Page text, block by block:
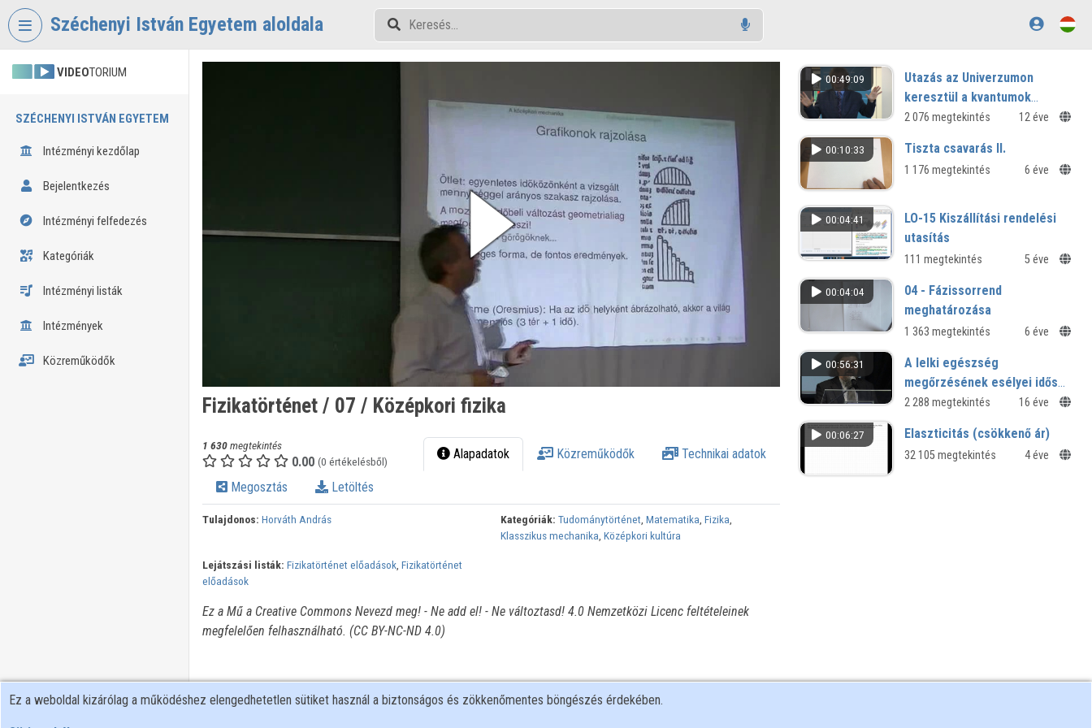
Fejléc kihagyása
Széchenyi István Egyetem aloldala
VIDEOTORIUM
SZÉCHENYI ISTVÁN EGYETEM
Intézményi kezdőlap
Bejelentkezés
Intézményi felfedezés
Kategóriák
Intézményi listák
Intézmények
Közreműködők
Fizikatörténet / 07 / Középkori fizika
1 630megtekintés
0.00 (0 értékelésből) Alapadatok Közreműködők Technikai adatok
Megosztás Letöltés
Tulajdonos: Horváth András Kategóriák: Tudománytörténet,Matematika,Fizika,
Klasszikus mechanika,Középkori kultúra
Lejátszási listák: Fizikatörténet előadások, Fizikatörténet
előadások
Ez a Mű a Creative Commons Nevezd meg! - Ne add el! - Ne változtasd! 4.0 Nemzetközi Licenc feltételeinek
megfelelően felhasználható. (CC BY-NC-ND 4.0)
00:49:09
Utazás az Univerzumon
keresztül a kvantumok
világába
2 076 megtekintés 12 éve
00:10:33 Tiszta csavarás II.
1 176 megtekintés 6 éve
00:04:41
LO-15 Kiszállítási rendelési
utasítás
111 megtekintés 5 éve
00:04:04
04 - Fázissorrend
meghatározása
1 363 megtekintés 6 éve
00:56:31
A lelki egészség
megőrzésének esélyei idős
korban
2 288 megtekintés 16 éve
00:06:27 Elaszticitás (csökkenő ár)
32 105 megtekintés 4 éve
Ez a weboldal kizárólag a működéshez elengedhetetlen sütiket használ a biztonságos és zökkenőmentes böngészés érdekében.